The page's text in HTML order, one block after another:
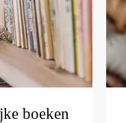
boeken